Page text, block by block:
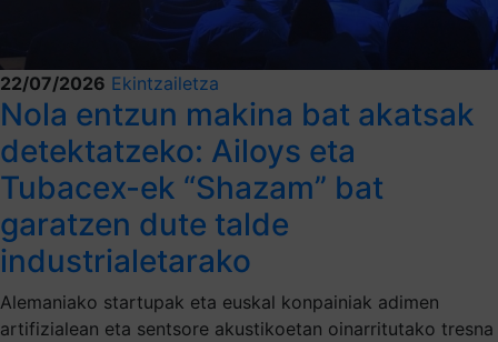
22/07/2026 Ekintzailetza
Nola entzun makina bat akatsak
detektatzeko: Ailoys eta
Tubacex-ek “Shazam” bat
garatzen dute talde
industrialetarako
Alemaniako startupak eta euskal konpainiak adimen
artifizialean eta sentsore akustikoetan oinarritutako tresna